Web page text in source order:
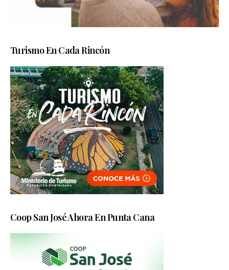
Turismo En Cada Rincón
Coop San José Ahora En Punta Cana